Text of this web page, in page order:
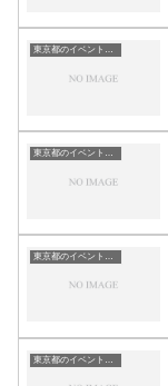
東京都のイベント会場一覧
東京都のイベント会場一覧
東京都のイベント会場一覧